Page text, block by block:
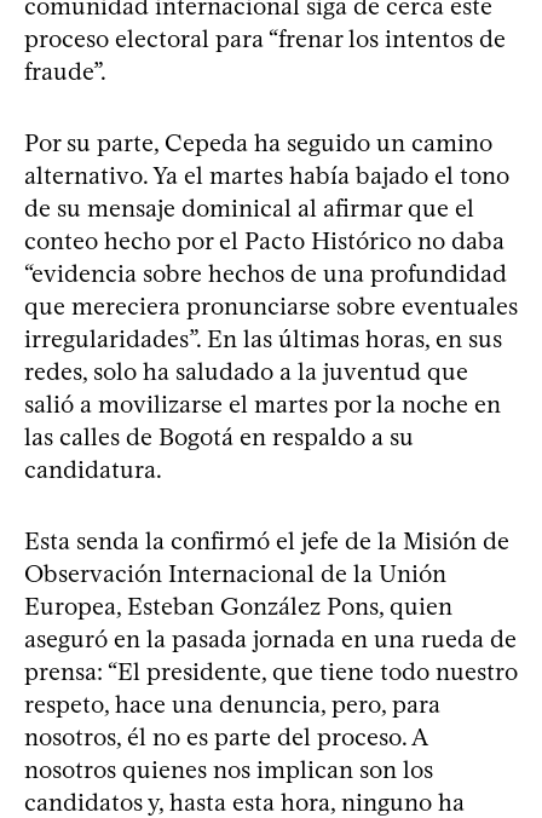
proceso electoral para “frenar los intentos de
fraude”.
Por su parte, Cepeda ha seguido un camino
alternativo. Ya el martes había bajado el tono
de su mensaje dominical al afirmar que el
conteo hecho por el Pacto Histórico no daba
“evidencia sobre hechos de una profundidad
que mereciera pronunciarse sobre eventuales
irregularidades”. En las últimas horas, en sus
redes, solo ha saludado a la juventud que
salió a movilizarse el martes por la noche en
las calles de Bogotá en respaldo a su
candidatura.
Esta senda la confirmó el jefe de la Misión de
Observación Internacional de la Unión
Europea, Esteban González Pons, quien
aseguró en la pasada jornada en una rueda de
prensa: “El presidente, que tiene todo nuestro
respeto, hace una denuncia, pero, para
nosotros, él no es parte del proceso. A
nosotros quienes nos implican son los
candidatos y, hasta esta hora, ninguno ha